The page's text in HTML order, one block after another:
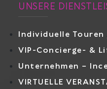
UNSERE
Individuelle
VIP-Concierge- &
Unternehmen –
VIRTUELLE